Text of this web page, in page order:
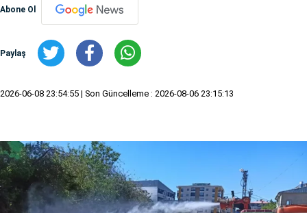
Abone Ol
Paylaş
2026-06-08 23:54:55 | Son Güncelleme : 2026-08-06 23:15:13